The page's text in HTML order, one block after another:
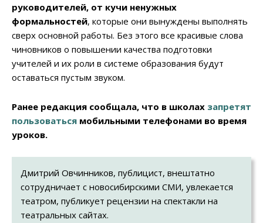
руководителей, от кучи ненужных
формальностей, которые они вынуждены выполнять
сверх основной работы. Без этого все красивые слова
чиновников о повышении качества подготовки
учителей и их роли в системе образования будут
оставаться пустым звуком.
Ранее редакция сообщала, что в школах запретят
пользоваться мобильными телефонами во время
уроков.
Дмитрий Овчинников, публицист, внештатно
сотрудничает с новосибирскими СМИ, увлекается
театром, публикует рецензии на спектакли на
театральных сайтах.